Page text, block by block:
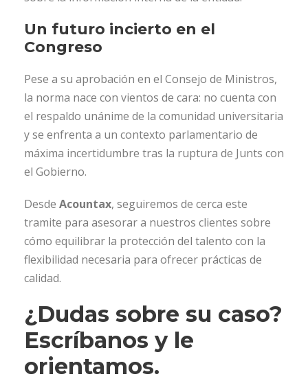
Un futuro incierto en el
Congreso
Pese a su aprobación en el Consejo de Ministros,
la norma nace con vientos de cara: no cuenta con
el respaldo unánime de la comunidad universitaria
y se enfrenta a un contexto parlamentario de
máxima incertidumbre tras la ruptura de Junts con
el Gobierno.
Desde Acountax, seguiremos de cerca este
tramite para asesorar a nuestros clientes sobre
cómo equilibrar la protección del talento con la
flexibilidad necesaria para ofrecer prácticas de
calidad.
¿Dudas sobre su caso?
Escríbanos y le
orientamos.